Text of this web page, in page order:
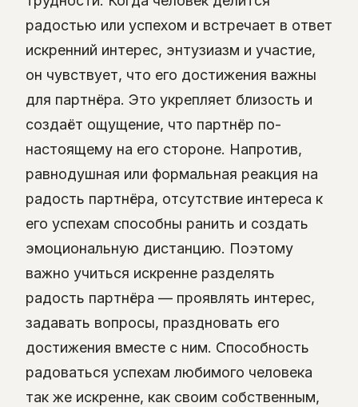
радостью или успехом и встречает в ответ
искренний интерес, энтузиазм и участие,
он чувствует, что его достижения важны
для партнёра. Это укрепляет близость и
создаёт ощущение, что партнёр по-
настоящему на его стороне. Напротив,
равнодушная или формальная реакция на
радость партнёра, отсутствие интереса к
его успехам способны ранить и создать
эмоциональную дистанцию. Поэтому
важно учиться искренне разделять
радость партнёра — проявлять интерес,
задавать вопросы, праздновать его
достижения вместе с ним. Способность
радоваться успехам любимого человека
так же искренне, как своим собственным,